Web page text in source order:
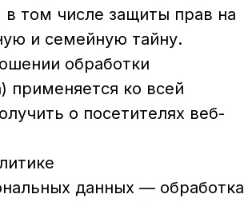
в том числе защиты прав на
и семейную тайну.
обработки
применяется ко всей
о посетителях веб-
данных — обработка